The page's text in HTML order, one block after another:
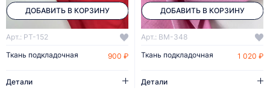
ДОБАВИТЬ В КОРЗИНУ
Арт.: PT-152
Ткань подкладочная
900 ₽
Детали
ДОБАВИТЬ В КОРЗИНУ
Арт.: BM-348
Ткань подкладочная
1 020 ₽
Детали